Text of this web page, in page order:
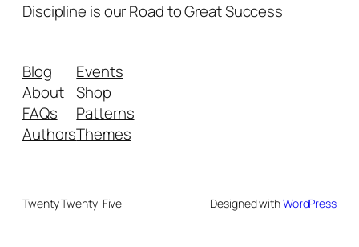
Discipline is our Road to Great Success
Blog
About
FAQs
Authors
Events
Shop
Patterns
Themes
Twenty Twenty-Five Designed withWordPress